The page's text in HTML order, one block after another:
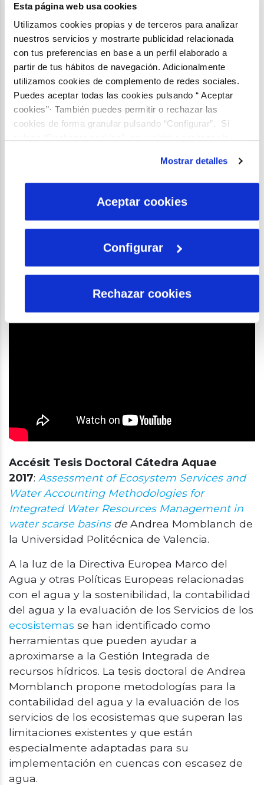
Esta página web usa cookies
Utilizamos cookies propias y de terceros para analizar
nuestros servicios y mostrarte publicidad relacionada
con tus preferencias en base a un perfil elaborado a
partir de tus hábitos de navegación. Adicionalmente
utilizamos cookies de complemento de redes sociales.
Puedes aceptar todas las cookies pulsando “ Aceptar
cookies”· También puedes permitir o rechazar las
cookies de forma granular pulsando “Configurar”. Si
son indispensables para que el sitio web funcione y que
Mostrar detalles
Aceptar cookies
Configurar
Rechazar cookies
españolas. Ofrece una evaluación de la
política medioambiental de la Unión Europea
(UE), con un interés especial en la Directiva
Marco del Agua, e incluye algunos ejemplos
específicos de las implicaciones económicas
del cambio climático. Esta Tesis Doctoral ha
dado lugar a seis publicaciones científicas, así
como capítulos en libros publicados por
Accésit Tesis Doctoral Cátedra Aquae
2017: Assessment of Ecosystem Services and
Water Accounting Methodologies for
Integrated Water Resources Management in
water scarse basinsde Andrea Momblanch de
la Universidad Politécnica de Valencia.
A la luz de la Directiva Europea Marco del
Agua y otras Políticas Europeas relacionadas
con el agua y la sostenibilidad, la contabilidad
del agua y la evaluación de los Servicios de los
ecosistemas se han identificado como
herramientas que pueden ayudar a
aproximarse a la Gestión Integrada de
recursos hídricos. La tesis doctoral de Andrea
Momblanch propone metodologías para la
contabilidad del agua y la evaluación de los
servicios de los ecosistemas que superan las
limitaciones existentes y que están
especialmente adaptadas para su
implementación en cuencas con escasez de
agua.